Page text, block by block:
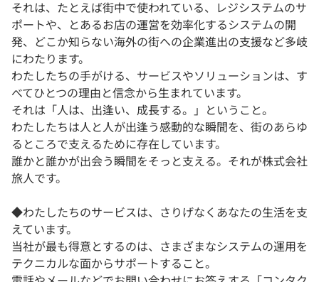
それは、たとえば街中で使われている、レジシステムのサ
ポートや、とあるお店の運営を効率化するシステムの開
発、どこか知らない海外の街への企業進出の支援など多岐
にわたります。
わたしたちの手がける、サービスやソリューションは、す
べてひとつの理由と信念から生まれています。
それは「人は、出逢い、成長する。」ということ。
わたしたちは人と人が出逢う感動的な瞬間を、街のあらゆ
るところで支えるために存在しています。
誰かと誰かが出会う瞬間をそっと支える。それが株式会社
旅人です。
◆わたしたちのサービスは、さりげなくあなたの生活を支
えています。
当社が最も得意とするのは、さまざまなシステムの運用を
テクニカルな面からサポートすること。